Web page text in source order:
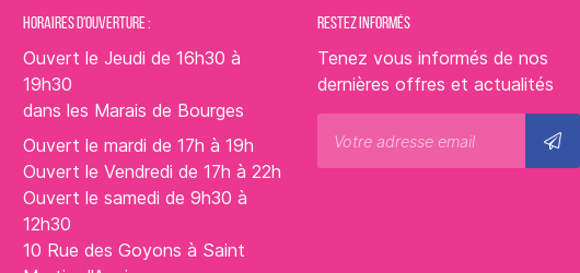
HORAIRES D'OUVERTURE :
Ouvert le Jeudi de 16h30 à
19h30
dans les Marais de Bourges
Ouvert le mardi de 17h à 19h
Ouvert le Vendredi de 17h à 22h
Ouvert le samedi de 9h30 à
12h30
10 Rue des Goyons à Saint
RESTEZ INFORMÉS
Tenez vous informés de nos
dernières offres et actualités